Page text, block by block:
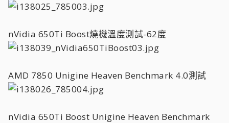
nVidia 650Ti Boost燒機溫度測試-62度
AMD 7850 Unigine Heaven Benchmark 4.0測試
nVidia 650Ti Boost Unigine Heaven Benchmark